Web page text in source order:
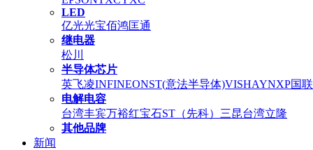
LED
亿光光宝佰鸿匡通
继电器
松川
半导体芯片
英飞凌INFINEONST(意法半导体)VISHAYNXP国
电解电容
台湾丰宾万裕红宝石ST（先科） 三昆台湾立隆
其他品牌
新闻